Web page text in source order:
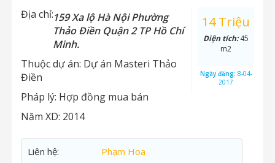
Địa chỉ:159 Xa lộ Hà Nội Phường
Thảo Điền Quận 2 TP Hồ Chí
Minh.
Thuộc dự án: Dự án Masteri Thảo
Điền
Pháp lý: Hợp đồng mua bán
Năm XD: 2014
14 Triệu
Diện tích:45
m2
Ngày đăng: 8-04-
2017
Liên hệ:
Phạm Hoa